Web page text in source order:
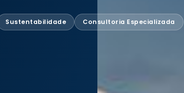
Sustentabilidade Consultoria Especializada